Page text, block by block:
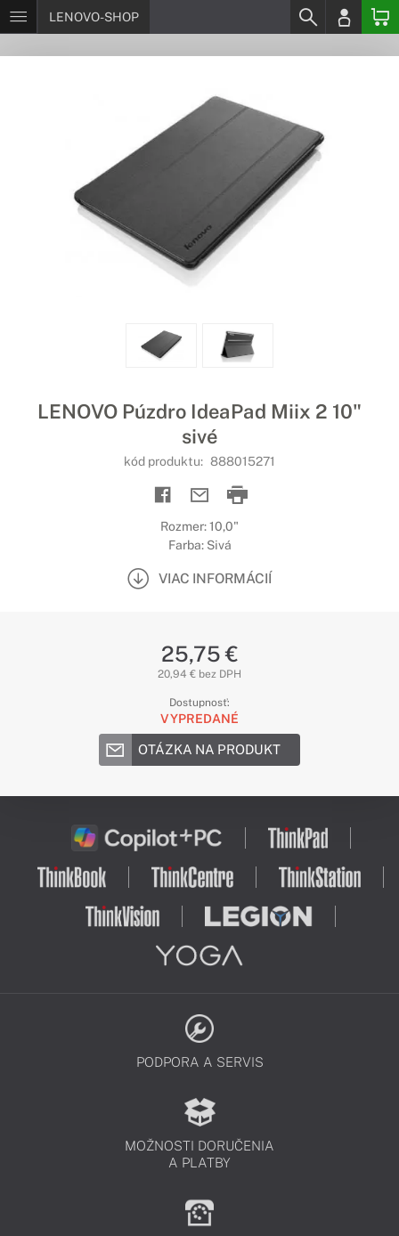
LENOVO-SHOP
LENOVO Púzdro IdeaPad Miix 2 10"
sivé
kód produktu: 888015271
Rozmer: 10,0"
Farba: Sivá
VIAC INFORMÁCIÍ
25,75 €
20,94 € bez DPH
Dostupnosť:
VYPREDANÉ
OTÁZKA NA PRODUKT
PODPORA A SERVIS
MOŽNOSTI DORUČENIA
A PLATBY